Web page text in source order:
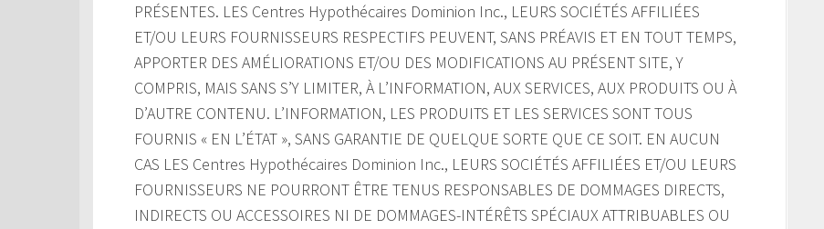
PRÉSENTES. LES Centres Hypothécaires Dominion Inc., LEURS SOCIÉTÉS AFFILIÉES
ET/OU LEURS FOURNISSEURS RESPECTIFS PEUVENT, SANS PRÉAVIS ET EN TOUT TEMPS,
APPORTER DES AMÉLIORATIONS ET/OU DES MODIFICATIONS AU PRÉSENT SITE, Y
COMPRIS, MAIS SANS S’Y LIMITER, À L’INFORMATION, AUX SERVICES, AUX PRODUITS OU À
D’AUTRE CONTENU. L’INFORMATION, LES PRODUITS ET LES SERVICES SONT TOUS
FOURNIS « EN L’ÉTAT », SANS GARANTIE DE QUELQUE SORTE QUE CE SOIT. EN AUCUN
CAS LES Centres Hypothécaires Dominion Inc., LEURS SOCIÉTÉS AFFILIÉES ET/OU LEURS
FOURNISSEURS NE POURRONT ÊTRE TENUS RESPONSABLES DE DOMMAGES DIRECTS,
INDIRECTS OU ACCESSOIRES NI DE DOMMAGES-INTÉRÊTS SPÉCIAUX ATTRIBUABLES OU